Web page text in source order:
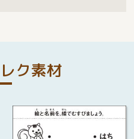
ク素材